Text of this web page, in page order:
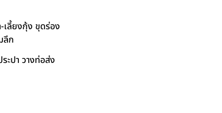
เลี้ยงกุ้ง ขุดร่อง
ลึก
ะปา วางท่อส่ง